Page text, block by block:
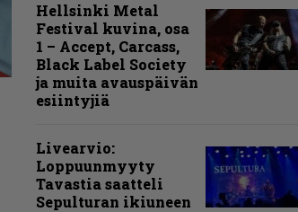
Hellsinki Metal
Festival kuvina, osa
1 – Accept, Carcass,
Black Label Society
ja muita avauspäivän
esiintyjiä
Livearvio:
Loppuunmyyty
Tavastia saatteli
Sepulturan ikiuneen